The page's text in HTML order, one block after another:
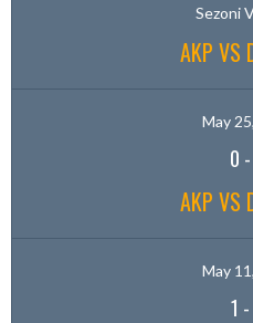
Sezoni
AKP VS
May
0 -
AKP VS
May
1 -